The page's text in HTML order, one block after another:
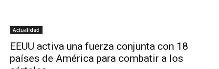
Actualidad
EEUU activa una fuerza conjunta con 18
países de América para combatir a los